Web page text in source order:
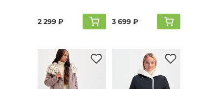
2 299 ₽ 3 699 ₽